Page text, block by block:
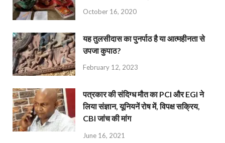
October 16, 2020
यह तुलसीदास का पुनर्पाठ है या आत्महीनता से
उपजा कुपाठ?
February 12, 2023
पत्रकार की संदिग्ध मौत का PCI और EGI ने
लिया संज्ञान, यूनियनें रोष में, विपक्ष सक्रिय,
CBI जांच की मांग
June 16, 2021